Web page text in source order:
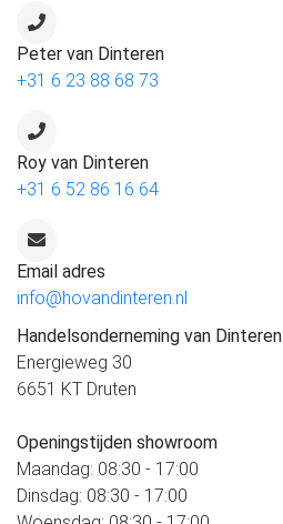
Peter van Dinteren
+31 6 23 88 68 73
Roy van Dinteren
+31 6 52 86 16 64
Email adres
info@hovandinteren.nl
Handelsonderneming van Dinteren
Energieweg 30
6651 KT Druten
Openingstijden showroom
Maandag: 08:30 - 17:00
Dinsdag: 08:30 - 17:00